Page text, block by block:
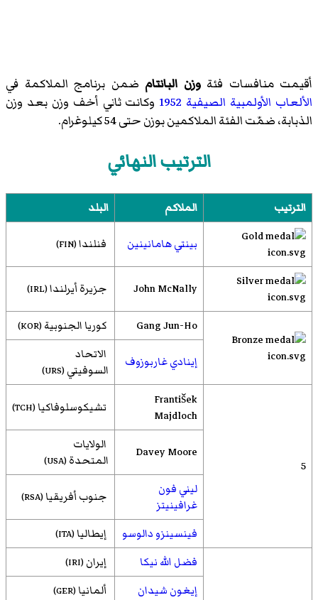
أقيمت منافسات فئةوزن البانتام ضمن برنامج الملاكمة في
الألعاب الأولمبية الصيفية 1952
وكانت ثاني أخف وزن بعد وزن
الذبابة، ضمّت الفئة الملاكمين بوزن حتى 54 كيلوغرام.
الترتيب النهائي
الترتيب الملاكم البلد
بينتي هامانينين فنلندا(FIN)
John McNally جزيرة أيرلندا(IRL)
Gang Jun-Ho كوريا الجنوبية (KOR)
إينادي غاربوزوف
الاتحاد
السوفيتي (URS)
5
František
Majdloch
تشيكوسلوفاكيا (TCH)
Davey Moore
الولايات
المتحدة (USA)
ليني فون
غرافينيتز
جنوب أفريقيا (RSA)
فينسينزو دالوسو إيطاليا (ITA)
فضل الله نيكا إيران (IRI)
إيغون شيدان ألمانيا (GER)